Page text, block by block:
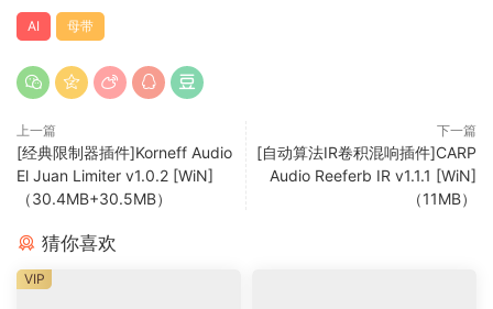
AI 母带
上一篇
[经典限制器插件]Korneff Audio
El Juan Limiter v1.0.2 [WiN]
（30.4MB+30.5MB）
下一篇
[自动算法IR卷积混响插件]CARP
Audio Reeferb IR v1.1.1 [WiN]
（11MB）
猜你喜欢
VIP